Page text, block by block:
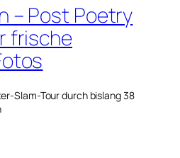
– Post Poetry
frische
Slam-Tour durch bislang 38